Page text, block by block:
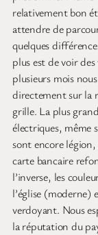
relativement bon
attendre de
quelques
plus est de voir
plusieurs mois
directement sur la
grille. La plus
électriques, même
sont encore
carte bancaire
l’inverse, les
l’église (moderne)
verdoyant. Nous
la réputation du